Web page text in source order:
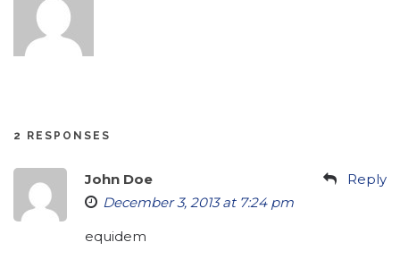
2 RESPONSES
John Doe
December 3, 2013 at 7:24 pm
Reply
equidem